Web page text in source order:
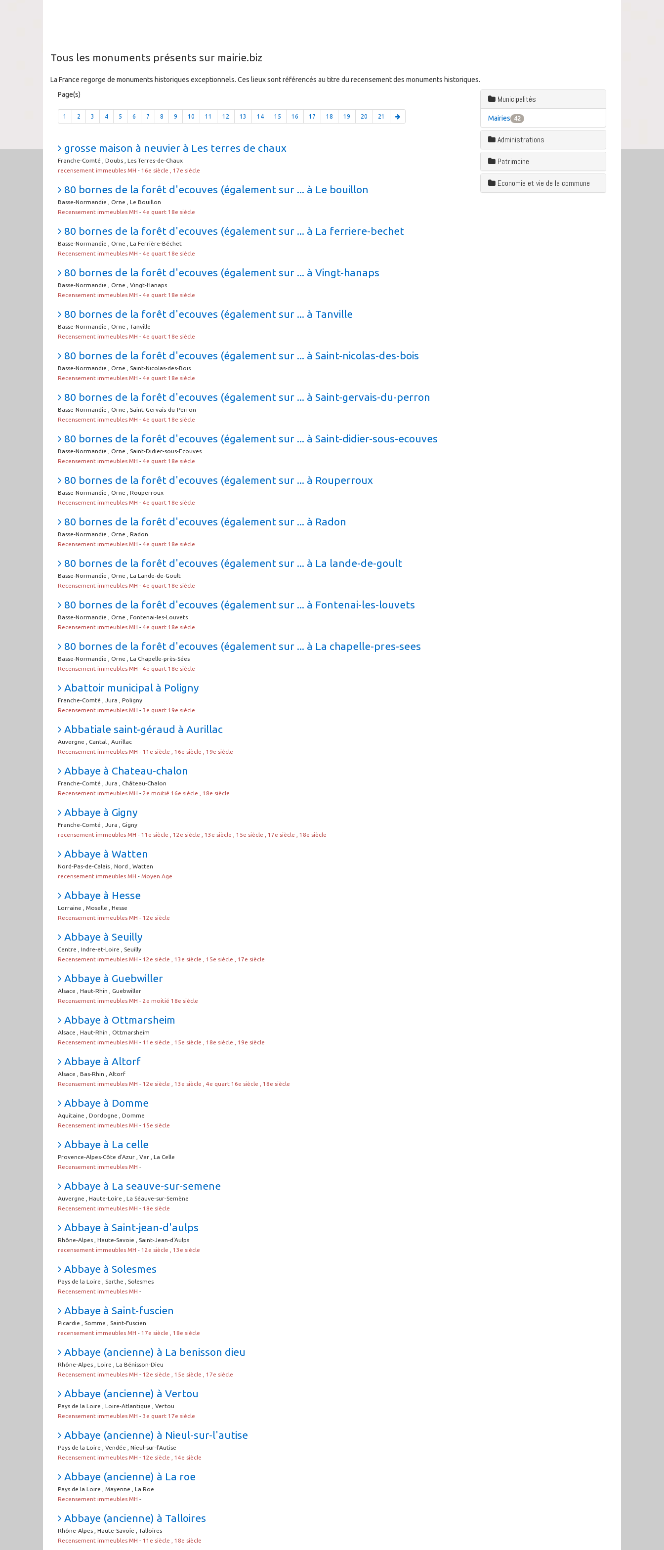
Tous les monuments présents sur mairie.biz
La France regorge de monuments historiques exceptionnels. Ces lieux sont référencés au titre du recensement des monuments historiques.
Page(s)
1 2 3 4 5 6 7 8 9 10 11 12 13 14 15 16 17 18 19 20 21
grosse maison à neuvier à Les terres de chaux
Franche-Comté , Doubs , Les Terres-de-Chaux
recensement immeubles MH - 16e siècle , 17e siècle
80 bornes de la forêt d'ecouves (également sur ... à Le bouillon
Basse-Normandie , Orne , Le Bouillon
Recensement immeubles MH - 4e quart 18e siècle
80 bornes de la forêt d'ecouves (également sur ... à La ferriere-bechet
Basse-Normandie , Orne , La Ferrière-Béchet
Recensement immeubles MH - 4e quart 18e siècle
80 bornes de la forêt d'ecouves (également sur ... à Vingt-hanaps
Basse-Normandie , Orne , Vingt-Hanaps
Recensement immeubles MH - 4e quart 18e siècle
80 bornes de la forêt d'ecouves (également sur ... à Tanville
Basse-Normandie , Orne , Tanville
Recensement immeubles MH - 4e quart 18e siècle
80 bornes de la forêt d'ecouves (également sur ... à Saint-nicolas-des-bois
Basse-Normandie , Orne , Saint-Nicolas-des-Bois
Recensement immeubles MH - 4e quart 18e siècle
80 bornes de la forêt d'ecouves (également sur ... à Saint-gervais-du-perron
Basse-Normandie , Orne , Saint-Gervais-du-Perron
Recensement immeubles MH - 4e quart 18e siècle
80 bornes de la forêt d'ecouves (également sur ... à Saint-didier-sous-ecouves
Basse-Normandie , Orne , Saint-Didier-sous-Ecouves
Recensement immeubles MH - 4e quart 18e siècle
80 bornes de la forêt d'ecouves (également sur ... à Rouperroux
Basse-Normandie , Orne , Rouperroux
Recensement immeubles MH - 4e quart 18e siècle
80 bornes de la forêt d'ecouves (également sur ... à Radon
Basse-Normandie , Orne , Radon
Recensement immeubles MH - 4e quart 18e siècle
80 bornes de la forêt d'ecouves (également sur ... à La lande-de-goult
Basse-Normandie , Orne , La Lande-de-Goult
Recensement immeubles MH - 4e quart 18e siècle
80 bornes de la forêt d'ecouves (également sur ... à Fontenai-les-louvets
Basse-Normandie , Orne , Fontenai-les-Louvets
Recensement immeubles MH - 4e quart 18e siècle
80 bornes de la forêt d'ecouves (également sur ... à La chapelle-pres-sees
Basse-Normandie , Orne , La Chapelle-près-Sées
Recensement immeubles MH - 4e quart 18e siècle
Abattoir municipal à Poligny
Franche-Comté , Jura , Poligny
Recensement immeubles MH - 3e quart 19e siècle
Abbatiale saint-géraud à Aurillac
Auvergne , Cantal , Aurillac
Recensement immeubles MH - 11e siècle , 16e siècle , 19e siècle
Abbaye à Chateau-chalon
Franche-Comté , Jura , Château-Chalon
Recensement immeubles MH - 2e moitié 16e siècle , 18e siècle
Abbaye à Gigny
Franche-Comté , Jura , Gigny
recensement immeubles MH - 11e siècle , 12e siècle , 13e siècle , 15e siècle , 17e siècle , 18e siècle
Abbaye à Watten
Nord-Pas-de-Calais , Nord , Watten
recensement immeubles MH - Moyen Age
Abbaye à Hesse
Lorraine , Moselle , Hesse
Recensement immeubles MH - 12e siècle
Abbaye à Seuilly
Centre , Indre-et-Loire , Seuilly
Recensement immeubles MH - 12e siècle , 13e siècle , 15e siècle , 17e siècle
Abbaye à Guebwiller
Alsace , Haut-Rhin , Guebwiller
Recensement immeubles MH - 2e moitié 18e siècle
Abbaye à Ottmarsheim
Alsace , Haut-Rhin , Ottmarsheim
Recensement immeubles MH - 11e siècle , 15e siècle , 18e siècle , 19e siècle
Abbaye à Altorf
Alsace , Bas-Rhin , Altorf
Recensement immeubles MH - 12e siècle , 13e siècle , 4e quart 16e siècle , 18e siècle
Abbaye à Domme
Aquitaine , Dordogne , Domme
Recensement immeubles MH - 15e siècle
Abbaye à La celle
Provence-Alpes-Côte d'Azur , Var , La Celle
Recensement immeubles MH -
Abbaye à La seauve-sur-semene
Auvergne , Haute-Loire , La Séauve-sur-Semène
Recensement immeubles MH - 18e siècle
Abbaye à Saint-jean-d'aulps
Rhône-Alpes , Haute-Savoie , Saint-Jean-d'Aulps
recensement immeubles MH - 12e siècle , 13e siècle
Abbaye à Solesmes
Pays de la Loire , Sarthe , Solesmes
Recensement immeubles MH -
Abbaye à Saint-fuscien
Picardie , Somme , Saint-Fuscien
recensement immeubles MH - 17e siècle , 18e siècle
Abbaye (ancienne) à La benisson dieu
Rhône-Alpes , Loire , La Bénisson-Dieu
Recensement immeubles MH - 12e siècle , 15e siècle , 17e siècle
Abbaye (ancienne) à Vertou
Pays de la Loire , Loire-Atlantique , Vertou
Recensement immeubles MH - 3e quart 17e siècle
Abbaye (ancienne) à Nieul-sur-l'autise
Pays de la Loire , Vendée , Nieul-sur-l'Autise
Recensement immeubles MH - 12e siècle , 14e siècle
Abbaye (ancienne) à La roe
Pays de la Loire , Mayenne , La Roë
Recensement immeubles MH -
Abbaye (ancienne) à Talloires
Rhône-Alpes , Haute-Savoie , Talloires
Recensement immeubles MH - 11e siècle , 18e siècle
Municipalités
Mairies 42
Administrations
Patrimoine
Economie et vie de la commune